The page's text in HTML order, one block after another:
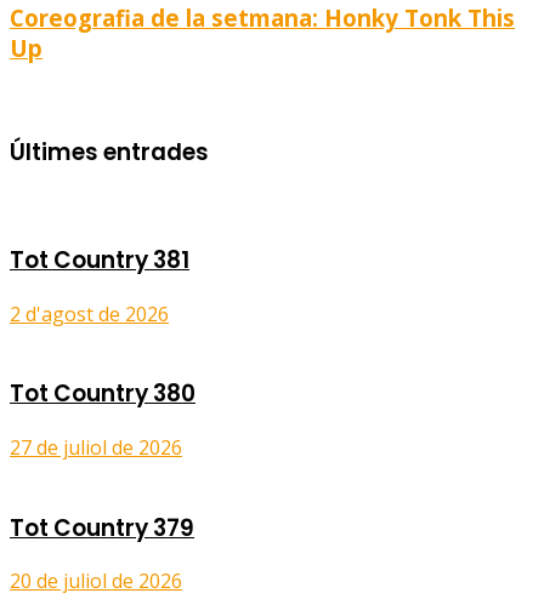
Coreografia de la setmana: Honky Tonk This
Up
Últimes entrades
Tot Country 381
2 d'agost de 2026
Tot Country 380
27 de juliol de 2026
Tot Country 379
20 de juliol de 2026